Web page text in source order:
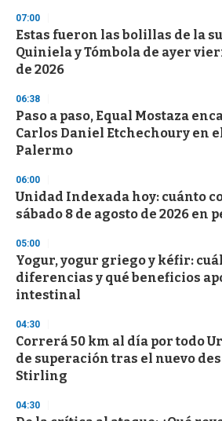
d
s
o
f
3
s
e
c
o
n
07:00
Estas fueron las bolillas de la
Quiniela y Tómbola de ayer
de 2026
06:38
Paso a paso, Equal Mostaza
Carlos Daniel Etchechoury en
Palermo
06:00
Unidad Indexada hoy: cuánto
sábado 8 de agosto de 2026 en
05:00
Yogur, yogur griego y kéfir:
diferencias y qué beneficios
intestinal
04:30
Correrá 50 km al día por todo
de superación tras el nuevo
Stirling
04:30